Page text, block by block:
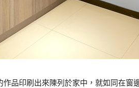
作品印刷出來陳列於家中，就如同在窗